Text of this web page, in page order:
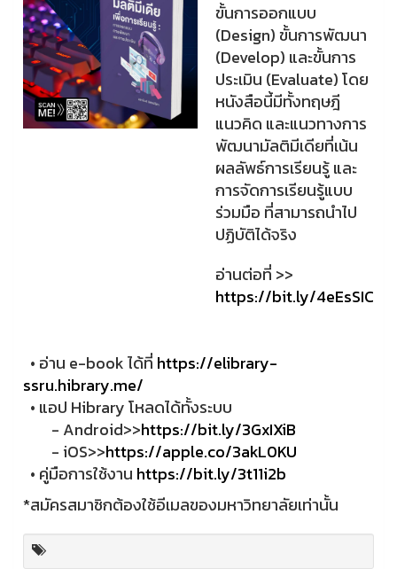
ขั้นการออกแบบ
(Design) ขั้นการพัฒนา
(Develop) และขั้นการ
ประเมิน (Evaluate) โดย
หนังสือนี้มีทั้งทฤษฎี
แนวคิด และแนวทางการ
พัฒนามัลติมีเดียที่เน้น
ผลลัพธ์การเรียนรู้ และ
การจัดการเรียนรู้แบบ
ร่วมมือ ที่สามารถนำไป
ปฏิบัติได้จริง
อ่านต่อที่ >>
https://bit.ly/4eEsSIC
• อ่าน e-book ได้ที่ https://elibrary-
ssru.hibrary.me/
• แอป Hibrary โหลดได้ทั้งระบบ
- Android>>https://bit.ly/3GxIXiB
- iOS>>https://apple.co/3akL0KU
• คู่มือการใช้งาน https://bit.ly/3t11i2b
*สมัครสมาชิกต้องใช้อีเมลของมหาวิทยาลัยเท่านั้น